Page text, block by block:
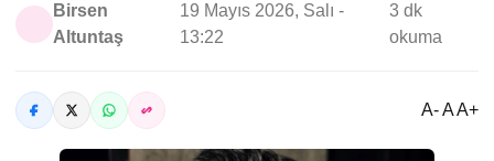
Birsen
Altuntaş
19 Mayıs 2026, Salı -
13:22
3 dk
okuma
A- A A+